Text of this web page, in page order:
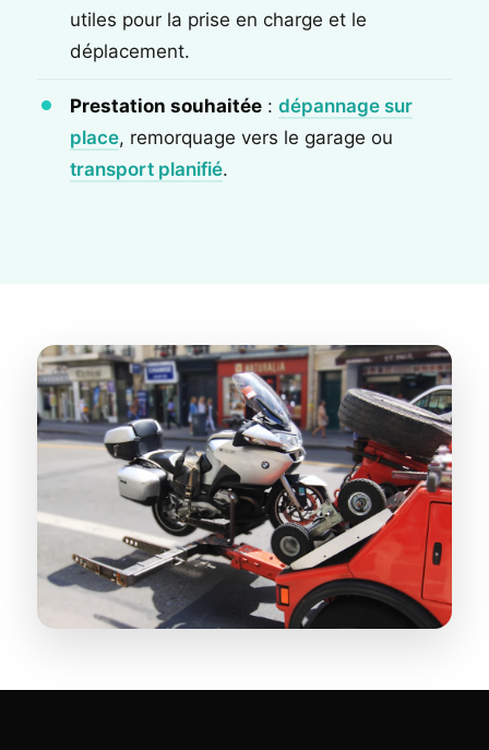
utiles pour la prise en charge et le
déplacement.
Prestation souhaitée : dépannage sur
place, remorquage vers le garage ou
transport planifié.